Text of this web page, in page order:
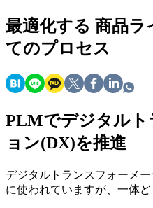
最適化する 商品ラ
てのプロセス
PLMでデジタルト
ョン(DX)を推進
デジタルトランスフォーメ
に使われていますが、一体